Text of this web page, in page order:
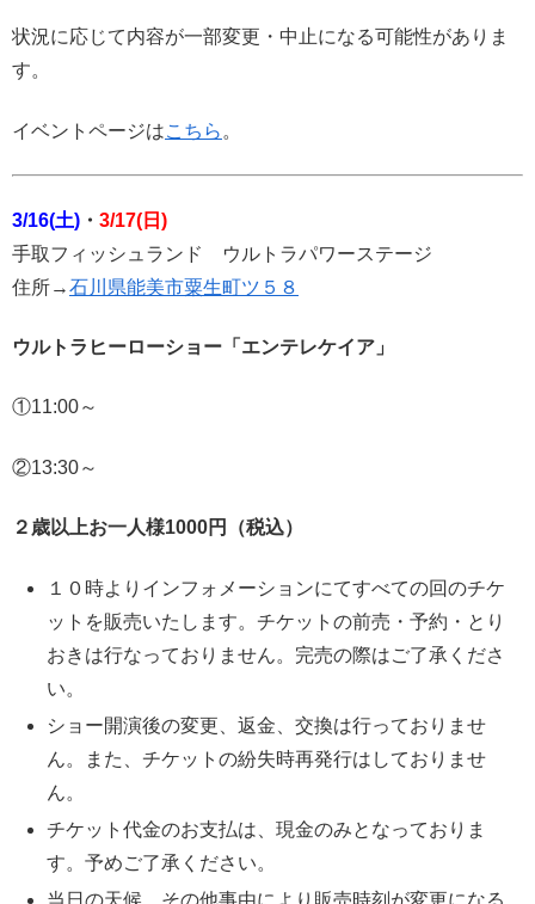
状況に応じて内容が一部変更・中止になる可能性がありま
す。
イベントページはこちら 。
3/16(土) ・ 3/17(日)
手取フィッシュランド ウルトラパワーステージ
住所→石川県能美市粟生町ツ５８
ウルトラヒーローショー「エンテレケイア」
①11:00～
②13:30～
２歳以上お一人様1000円（税込）
１０時よりインフォメーションにてすべての回のチケ
ットを販売いたします。チケットの前売・予約・とり
おきは行なっておりません。完売の際はご了承くださ
い。
ショー開演後の変更、返金、交換は行っておりませ
ん。また、チケットの紛失時再発行はしておりませ
ん。
チケット代金のお支払は、現金のみとなっておりま
す。予めご了承ください。